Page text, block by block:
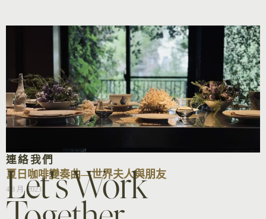
夏日咖啡變奏曲—世界夫人與朋友
4 8 月, 2023
連絡我們
Let's Work